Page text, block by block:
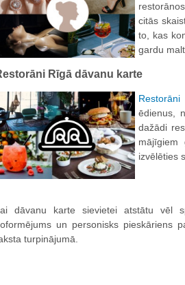
citās
to, kas
gardu
Rīgā dāvanu karte
ēdienus,
dažādi
mājīgiem
izvēlēties
dāvanu karte sievietei atstātu vēl
un personisks pieskāriens
turpinājumā.